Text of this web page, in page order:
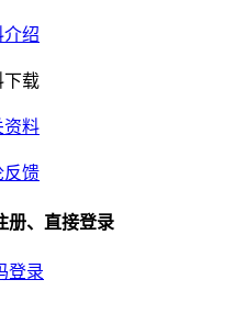
介绍
下载
资料
反馈
册、直接登录
登录